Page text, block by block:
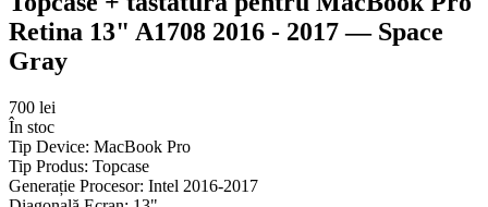
Retina 13" A1708 2016 - 2017 — Space
Gray
700 lei
În stoc
Tip Device: MacBook Pro
Tip Produs: Topcase
Generație Procesor: Intel 2016-2017